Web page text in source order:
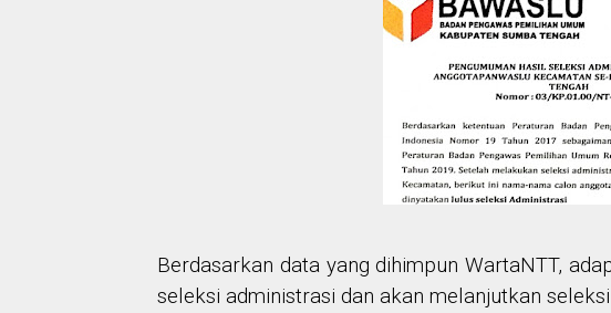
Berdasarkan data yang dihimpun WartaNTT,
seleksi administrasi dan akan melanjutkan